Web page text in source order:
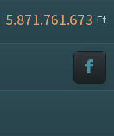
5.871.761.673 Ft